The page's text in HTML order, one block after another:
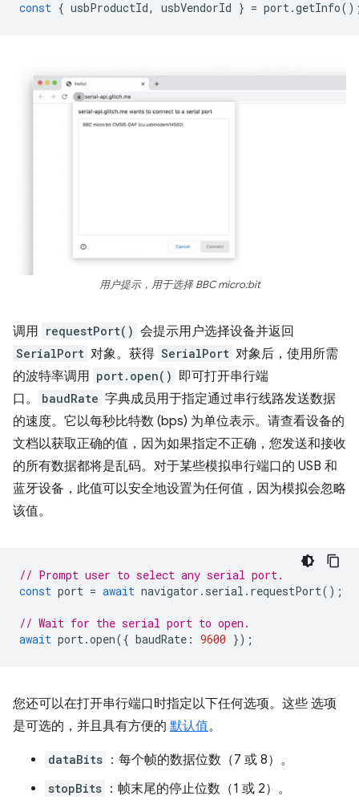
const { usbProductId, usbVendorId } = port.getInfo
用户提示，用于选择 BBC micro:bit
调用 requestPort() 会提示用户选择设备并返回
SerialPort 对象。获得 SerialPort 对象后，使用所需
的波特率调用 port.open() 即可打开串行端
口。
baudRate 字典成员用于指定通过串行线路发送数据
的速度。它以每秒比特数 (bps) 为单位表示。请查看设备的
文档以获取正确的值，因为如果指定不正确，您发送和接收
的所有数据都将是乱码。对于某些模拟串行端口的 USB 和
蓝牙设备，此值可以安全地设置为任何值，因为模拟会忽略
该值。
// Prompt user to select any serial port.
const port = await navigator . serial . requestPort();
// Wait for the serial port to open.
await port.open({ baudRate : 9600 });
您还可以在打开串行端口时指定以下任何选项。这些 选项
是可选的，并且具有方便的 默认值。
dataBits ：每个帧的数据位数（7 或 8）。
stopBits ：帧末尾的停止位数（1 或 2）。